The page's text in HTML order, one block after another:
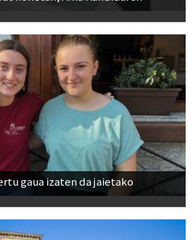
gaua izaten da jaietako